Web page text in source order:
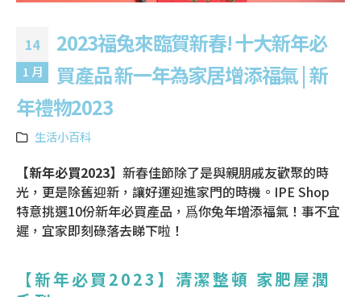
14
1 月
2023福兔來臨賀新春! 十大新年必
買產品 新一年為家居增添福氣 | 新
年禮物2023
生活小百科
【新年必買2023】 新春佳節除了是與親朋戚友歡聚的時
光，更是除舊迎新，讓好運迎進家門的時機。IPE Shop
特意挑選10份新年必買產品，爲你兔年增添福氣！事不宜
遲，宜家即刻碌落去睇下啦！
【新年必買2023】清潔整頓 家肥屋潤